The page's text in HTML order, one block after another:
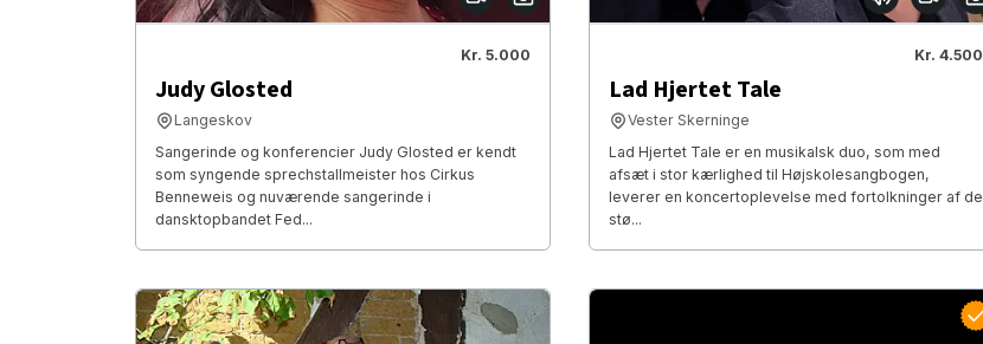
Kr. 5.000
Judy Glosted
Langeskov
Sangerinde og konferencier Judy Glosted er kendt
som syngende sprechstallmeister hos Cirkus
Benneweis og nuværende sangerinde i
dansktopbandet Fed...
Kr. 4.500
Lad Hjertet Tale
Vester Skerninge
Lad Hjertet Tale er en musikalsk duo, som med
afsæt i stor kærlighed til Højskolesangbogen,
leverer en koncertoplevelse med fortolkninger af de
stø...